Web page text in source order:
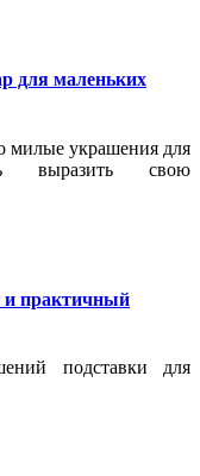
для маленьких
милые украшения для
выразить свою
и практичный
подставки для